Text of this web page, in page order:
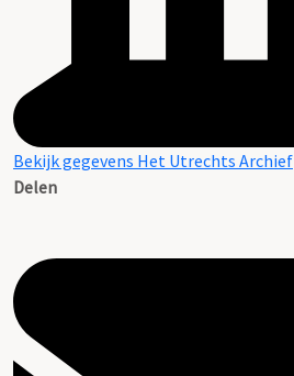
Bekijk gegevens Het Utrechts Archief
Delen